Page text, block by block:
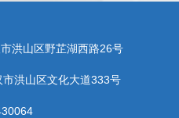
洪山区野芷湖西路26号
市洪山区文化大道333号